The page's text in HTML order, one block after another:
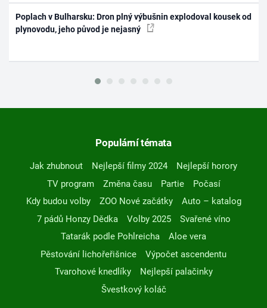
Poplach v Bulharsku: Dron plný výbušnin explodoval kousek od
plynovodu, jeho původ je nejasný
Populární témata
Jak zhubnout Nejlepší filmy 2024
Nejlepší horory
TV program
Změna času Partie
Počasí
Kdy budou volby
ZOO Nové začátky
Auto – katalog
7 pádů Honzy Dědka
Volby 2025
Svařené víno
Tatarák podle Pohlreicha
Aloe vera
Pěstování lichořeřišnice
Výpočet ascendentu
Tvarohové knedlíky
Nejlepší palačinky
Švestkový koláč